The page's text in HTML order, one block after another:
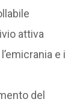
attiva
e i
del